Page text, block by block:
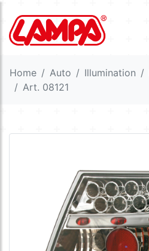
Home Auto Illumination
Art. 08121